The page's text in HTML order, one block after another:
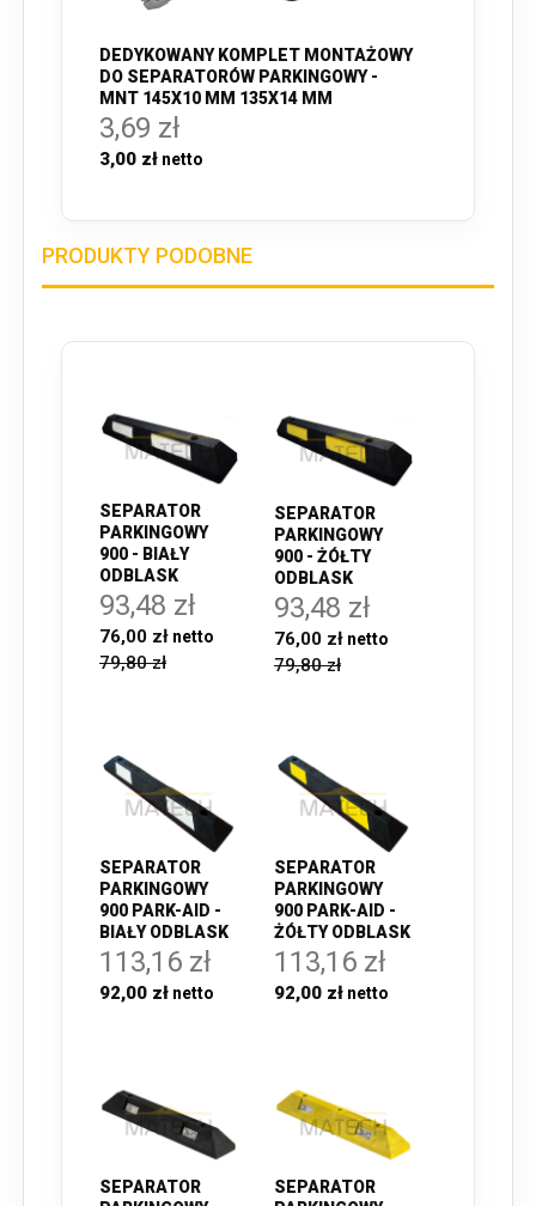
DEDYKOWANY KOMPLET MONTAŻOWY
DO SEPARATORÓW PARKINGOWY -
MNT 145X10 MM 135X14 MM
3,69 zł
3,00 zł
PRODUKTY PODOBNE
SEPARATOR
PARKINGOWY
900 - BIAŁY
ODBLASK
93,48 zł
76,00 zł
79,80 zł
SEPARATOR
PARKINGOWY
900 - ŻÓŁTY
ODBLASK
93,48 zł
76,00 zł
79,80 zł
SEPARATOR
PARKINGOWY
900 PARK-AID -
BIAŁY ODBLASK
113,16 zł
92,00 zł
SEPARATOR
PARKINGOWY
900 PARK-AID -
ŻÓŁTY ODBLASK
113,16 zł
92,00 zł
SEPARATOR
SEPARATOR